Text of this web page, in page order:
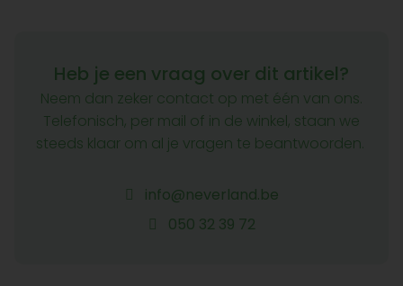
Heb je een vraag over dit artikel?
Neem dan zeker contact op met één van ons.
Telefonisch, per mail of in de winkel, staan we
steeds klaar om al je vragen te beantwoorden.
info@neverland.be
050 32 39 72